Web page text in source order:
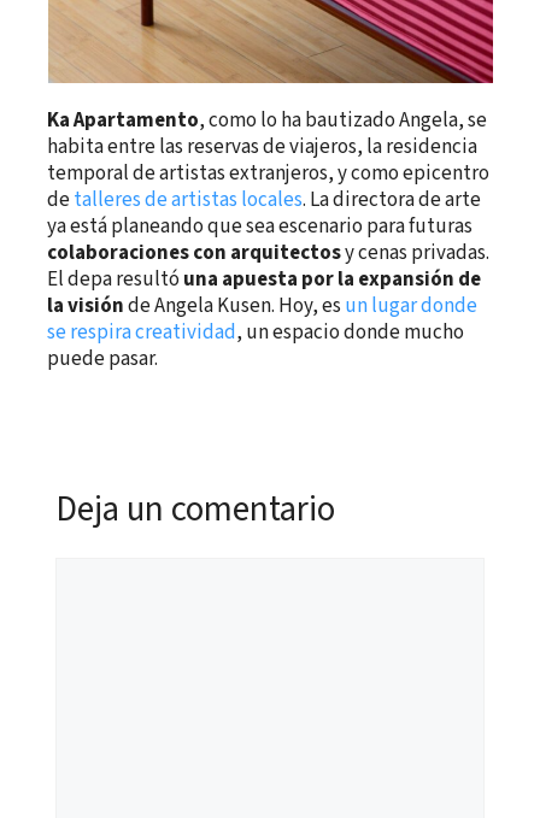
Ka Apartamento, como lo ha bautizado Angela, se
habita entre las reservas de viajeros, la residencia
temporal de artistas extranjeros, y como epicentro
detalleres de artistas locales. La directora de arte
ya está planeando que sea escenario para futuras
colaboraciones con arquitectosy cenas privadas.
El depa resultó una apuesta por la expansión de
la visiónde Angela Kusen. Hoy, es un lugar donde
se respira creatividad, un espacio donde mucho
puede pasar.
Deja un comentario